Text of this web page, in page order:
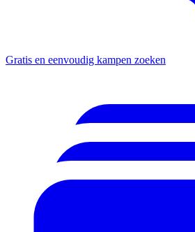
Gratis en eenvoudig kampen zoeken